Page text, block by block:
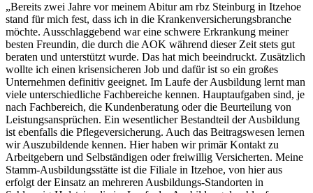
„Bereits zwei Jahre vor meinem Abitur am rbz Steinburg in Itzehoe
stand für mich fest, dass ich in die Krankenversicherungsbranche
möchte. Ausschlaggebend war eine schwere Erkrankung meiner
besten Freundin, die durch die AOK während dieser Zeit stets gut
beraten und unterstützt wurde. Das hat mich beeindruckt. Zusätzlich
wollte ich einen krisensicheren Job und dafür ist so ein großes
Unternehmen definitiv geeignet. Im Laufe der Ausbildung lernt man
viele unterschiedliche Fachbereiche kennen. Hauptaufgaben sind, je
nach Fachbereich, die Kundenberatung oder die Beurteilung von
Leistungsansprüchen. Ein wesentlicher Bestandteil der Ausbildung
ist ebenfalls die Pflegeversicherung. Auch das Beitragswesen lernen
wir Auszubildende kennen. Hier haben wir primär Kontakt zu
Arbeitgebern und Selbständigen oder freiwillig Versicherten. Meine
Stamm-Ausbildungsstätte ist die Filiale in Itzehoe, von hier aus
erfolgt der Einsatz an mehreren Ausbildungs-Standorten in